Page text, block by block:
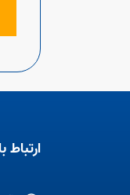
ارتباط